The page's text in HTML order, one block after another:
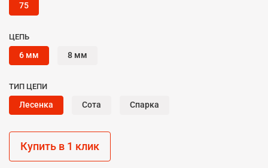
Купить в 1 клик
75
ЦЕПЬ
6 мм 8 мм
ТИП ЦЕПИ
Лесенка Сота Спарка